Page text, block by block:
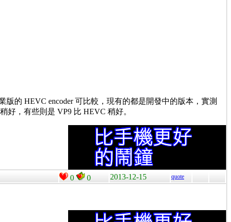
的 HEVC encoder 可比較，現有的都是開發中的版本，實測
好，有些則是 VP9 比 HEVC 稍好。
0 0 2013-12-15 quote